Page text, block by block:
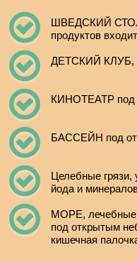
ШВЕДСКИЙ СТОЛ
продуктов
ДЕТСКИЙ КЛУБ,
КИНОТЕАТР под
БАССЕЙН под
Целебные грязи,
йода и
МОРЕ, лечебные
под открытым
кишечная